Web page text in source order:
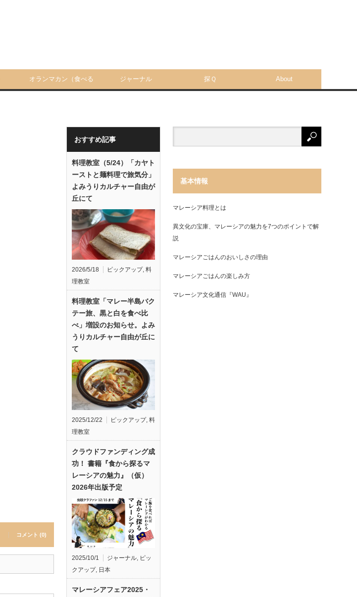
オランマカン（食べる ジャーナル 探Ｑ About
コメント (0)
おすすめ記事
料理教室（5/24）「カヤト
ーストと麺料理で旅気分」
よみうりカルチャー自由が
丘にて
2026/5/18 ピックアップ, 料
理教室
料理教室「マレー半島バク
テー旅、黒と白を食べ比
べ」増設のお知らせ。よみ
うりカルチャー自由が丘に
て
2025/12/22 ピックアップ, 料
理教室
クラウドファンディング成
功！ 書籍『食から探るマ
レーシアの魅力』（仮）
2026年出版予定
2025/10/1 ジャーナル, ピッ
クアップ, 日本
マレーシアフェア2025・
基本情報
マレーシア料理とは
異文化の宝庫、マレーシアの魅力を7つのポイントで解
説
マレーシアごはんのおいしさの理由
マレーシアごはんの楽しみ方
マレーシア文化通信『WAU』